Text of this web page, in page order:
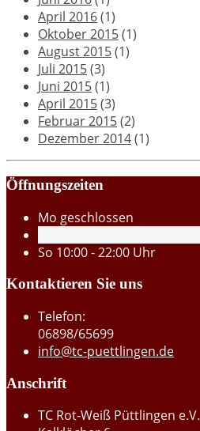
April 2016(1)
Oktober 2015(1)
August 2015(1)
Juli 2015(3)
Juni 2015(1)
April 2015(3)
Februar 2015(2)
Dezember 2014(1)
Öffnungszeiten
Mo geschlossen
So 10:00 - 22:00 Uhr
Kontaktieren Sie uns
Telefon:
06898/65699
info@tc-puettlingen.de
Anschrift
TC Rot-Weiß Püttlingen e.V.